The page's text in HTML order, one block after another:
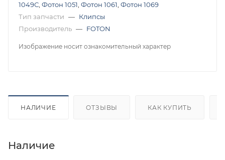
1049С Фотон 1051 Фотон 1061 Фотон 1069
Тип запчасти — Клипсы
Производитель — FOTON
Изображение носит ознакомительный характер
НАЛИЧИЕ ОТЗЫВЫ КАК КУПИТЬ
Наличие